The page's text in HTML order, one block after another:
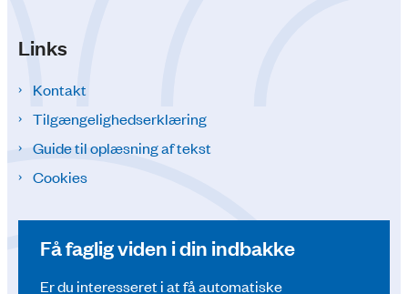
Links
Kontakt
Tilgængelighedserklæring
Guide til oplæsning af tekst
Cookies
Få faglig viden i din indbakke
Er du interesseret i at få automatiske